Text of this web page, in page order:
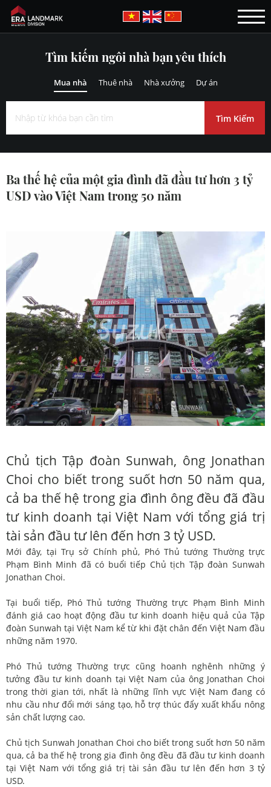
Tìm kiếm ngôi nhà bạn yêu thích
Mua nhà Thuê nhà Nhà xưởng Dự án
Ba thế hệ của một gia đình đã đầu tư hơn 3 tỷ
USD vào Việt Nam trong 50 năm
Chủ tịch Tập đoàn Sunwah, ông Jonathan
Choi cho biết trong suốt hơn 50 năm qua,
cả ba thế hệ trong gia đình ông đều đã đầu
tư kinh doanh tại Việt Nam với tổng giá trị
tài sản đầu tư lên đến hơn 3 tỷ USD.
Mới đây, tại Trụ sở Chính phủ, Phó Thủ tướng Thường trực
Phạm Bình Minh đã có buổi tiếp Chủ tịch Tập đoàn Sunwah
Jonathan Choi.
Tại buổi tiếp, Phó Thủ tướng Thường trực Phạm Bình Minh
đánh giá cao hoạt động đầu tư kinh doanh hiệu quả của Tập
đoàn Sunwah tại Việt Nam kể từ khi đặt chân đến Việt Nam đầu
những năm 1970.
Phó Thủ tướng Thường trực cũng hoanh nghênh những ý
tưởng đầu tư kinh doanh tại Việt Nam của ông Jonathan Choi
trong thời gian tới, nhất là những lĩnh vực Việt Nam đang có
nhu cầu như đổi mới sáng tạo, hỗ trợ thúc đẩy xuất khẩu nông
sản chất lượng cao.
Chủ tịch Sunwah Jonathan Choi cho biết trong suốt hơn 50 năm
qua, cả ba thế hệ trong gia đình ông đều đã đầu tư kinh doanh
tại Việt Nam với tổng giá trị tài sản đầu tư lên đến hơn 3 tỷ
USD.